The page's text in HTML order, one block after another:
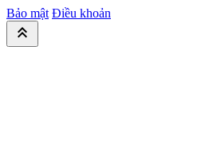
Bảo mật Điều khoản
keyboard_double_arrow_up